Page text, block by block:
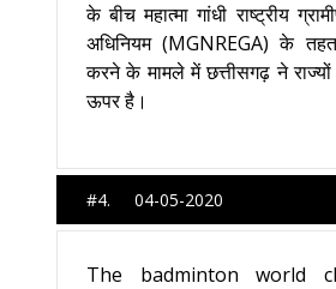
के बीच महात्मा गांधी राष्ट्रीय
अधिनियम (MGNREGA) के तहत
करने के मामले में छत्तीसगढ़ ने
ऊपर है।
#4. 04-05-2020
The badminton world